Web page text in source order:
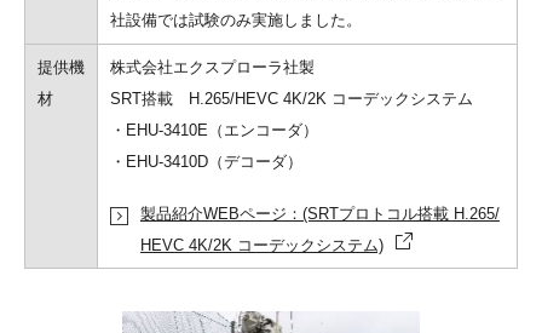
社設備では試験のみ実施しました。
提供機
材
株式会社エクスプローラ社製
SRT搭載 H.265/HEVC 4K/2K コーデックシステム
・EHU-3410E（エンコーダ）
・EHU-3410D（デコーダ）
製品紹介WEBページ：(SRTプロトコル搭載 H.265/
HEVC 4K/2K コーデックシステム)